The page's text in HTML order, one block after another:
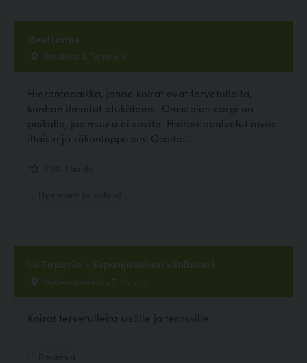
Reettamix
Postikatu 3, Tampere
Hierontapaikka, jonne koirat ovat tervetulleita,
kunhan ilmoitat etukäteen. Omistajan corgi on
paikalla, jos muuta ei sovita. Hierontapalvelut myös
iltaisin ja viikonloppuisin: Osoite:...
La Tapería - Espanjalainen viinibaari
Uudenmaankatu 7, Helsinki
Koirat tervetulleita sisälle ja terassille.